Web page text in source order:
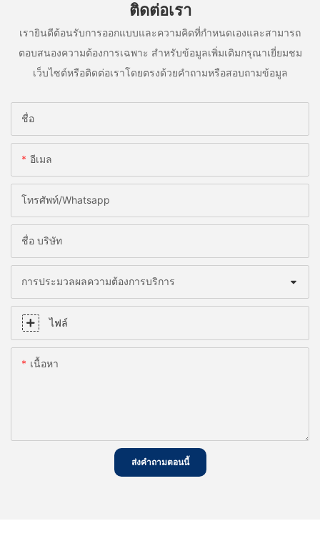
ติดต่อเรา
เรายินดีต้อนรับการออกแบบและความคิดที่กำหนดเองและสามารถ
ตอบสนองความต้องการเฉพาะ สำหรับข้อมูลเพิ่มเติมกรุณาเยี่ยมชม
เว็บไซต์หรือติดต่อเราโดยตรงด้วยคำถามหรือสอบถามข้อมูล
ชื่อ
อีเมล
โทรศัพท์/whatsapp
ชื่อ บริษัท
การประมวลผลความต้องการบริการ
ไฟล์
เนื้อหา
ส่งคำถามตอนนี้